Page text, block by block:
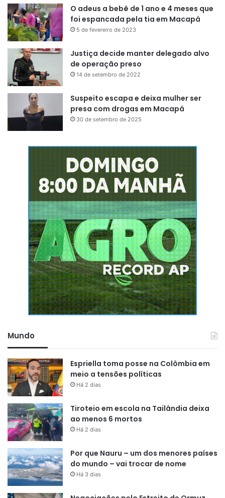
O adeus a bebê de 1 ano e 4 meses que
foi espancada pela tia em Macapá
5 de fevereiro de 2023
Justiça decide manter delegado alvo
de operação preso
14 de setembro de 2022
Suspeito escapa e deixa mulher ser
presa com drogas em Macapá
30 de setembro de 2025
Mundo
Espriella toma posse na Colômbia em
meio a tensões políticas
Há 2 dias
Tiroteio em escola na Tailândia deixa
ao menos 6 mortos
Há 2 dias
Por que Nauru – um dos menores países
do mundo – vai trocar de nome
Há 3 dias